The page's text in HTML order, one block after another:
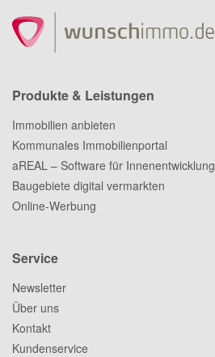
Produkte & Leistungen
Immobilien anbieten
Kommunales Immobilienportal
aREAL – Software für Innenentwicklung
Baugebiete digital vermarkten
Online-Werbung
Service
Newsletter
Über uns
Kontakt
Kundenservice